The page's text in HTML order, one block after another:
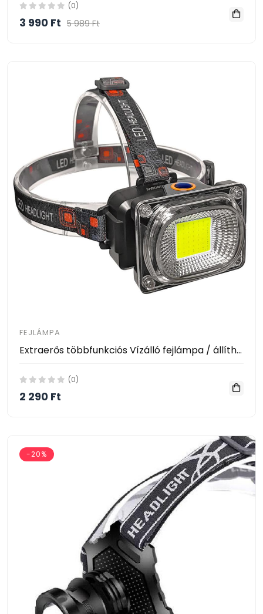
(0)
3 990 Ft 5 989 Ft
FEJLÁMPA
Extraerős többfunkciós Vízálló fejlámpa / állítható pánttal és lámpatesttel
(0)
2 290 Ft
-20%